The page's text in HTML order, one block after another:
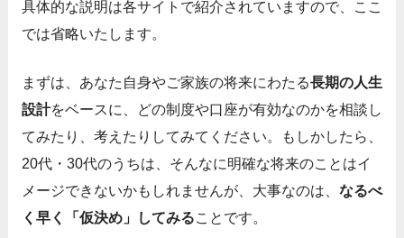
具体的な説明は各サイトで紹介されていますので、ここ
では省略いたします。
まずは、あなた自身やご家族の将来にわたる長期の人生
設計をベースに、どの制度や口座が有効なのかを相談し
てみたり、考えたりしてみてください。もしかしたら、
20代・30代のうちは、そんなに明確な将来のことはイ
メージできないかもしれませんが、大事なのは、 なるべ
く早く「仮決め」してみることです。